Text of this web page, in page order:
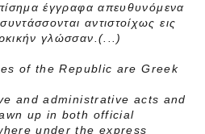
έγγραφα απευθυνόμενα
αντιστοίχως εις
γλώσσαν.(...)
of the Republic are Greek
and administrative acts and
up in both official
under the express